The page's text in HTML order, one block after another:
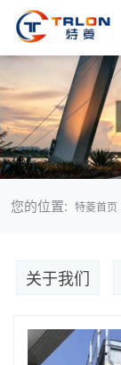
您的位置: 特菱首页
关于我们